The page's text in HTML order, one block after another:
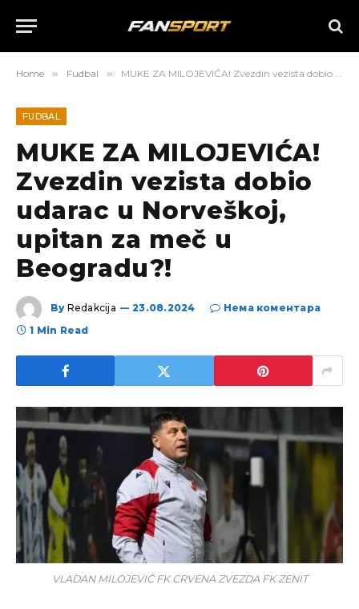
Home » Fudbal » MUKE ZA MILOJEVIĆA! Zvezdin vezista dobio udarac u Norveškoj, upitan za meč u Beogradu?!
FUDBAL
MUKE ZA MILOJEVIĆA!
Zvezdin vezista dobio
udarac u Norveškoj,
upitan za meč u
Beogradu?!
By Redakcija 23.08.2024
Нема коментара
1 Min Read
VLADAN MILOJEVIĆ FK CRVENA ZVEZDA FK ZENIT